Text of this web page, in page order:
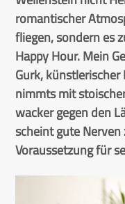
romantischer
fliegen, sondern es
Happy Hour. Mein
Gurk,
nimmts mit
wacker gegen den
scheint gute
Voraussetzung für